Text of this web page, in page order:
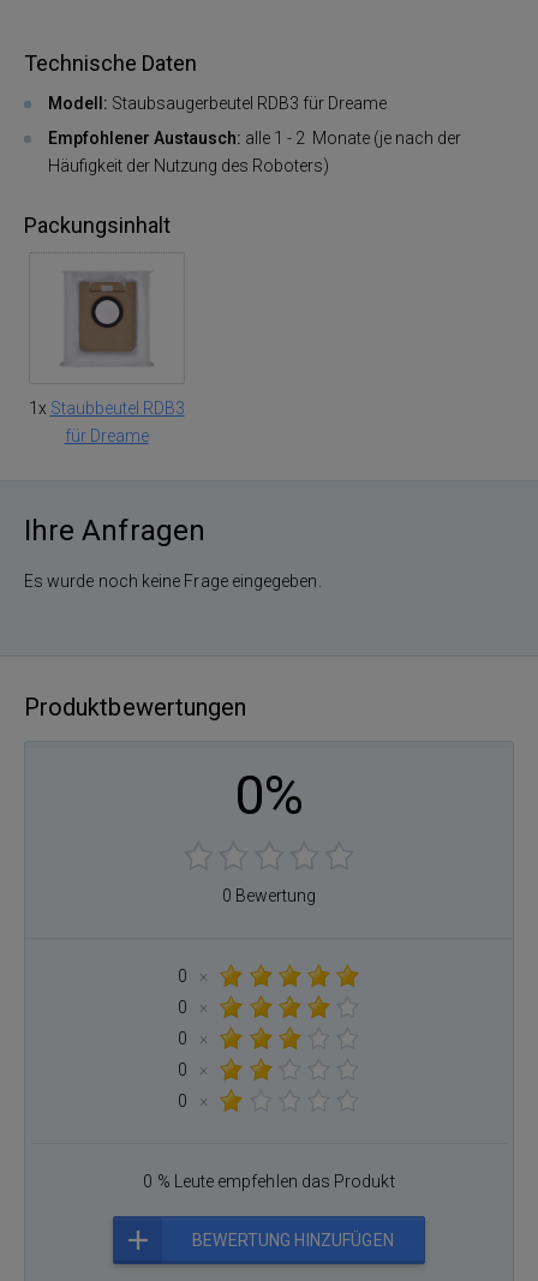
Technische Daten
Modell: Staubsaugerbeutel RDB3 für Dreame
Empfohlener Austausch: alle 1 - 2 Monate (je nach der
Häufigkeit der Nutzung des Roboters)
Packungsinhalt
1x Staubbeutel RDB3
für Dreame
Ihre Anfragen
Es wurde noch keine Frage eingegeben.
Produktbewertungen
0%
0 Bewertung
0
×
0
×
0
×
0
×
0
×
0 % Leute empfehlen das Produkt
BEWERTUNG HINZUFÜGEN